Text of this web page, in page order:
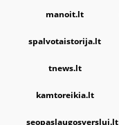
manoit.lt
spalvotaistorija.lt
tnews.lt
kamtoreikia.lt
seopaslaugosverslui.lt